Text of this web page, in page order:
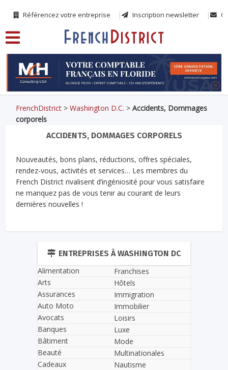
Référencez votre entreprise Inscription newsletter
FrenchDistrict >Washington D.C. >Accidents, Dommages
corporels
ACCIDENTS, DOMMAGES CORPORELS
Nouveautés, bons plans, réductions, offres spéciales,
rendez-vous, activités et services… Les membres du
French District rivalisent d’ingéniosité pour vous satisfaire
ne manquez pas de vous tenir au courant de leurs
dernières nouvelles !
ENTREPRISES À WASHINGTON DC
Alimentation
Arts
Assurances
Auto Moto
Avocats
Banques
Bâtiment
Beauté
Cadeaux
Franchises
Hôtels
Immigration
Immobilier
Loisirs
Luxe
Mode
Multinationales
Nautisme